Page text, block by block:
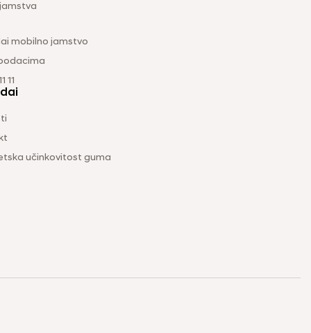
mobilno jamstvo
11
učinkovitost guma